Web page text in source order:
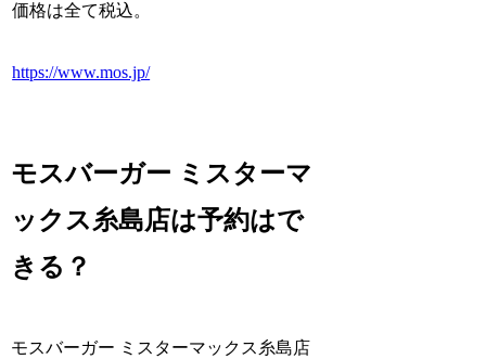
価格は全て税込。
https://www.mos.jp/
モスバーガー ミスターマ
ックス糸島店は予約はで
きる？
モスバーガー ミスターマックス糸島店